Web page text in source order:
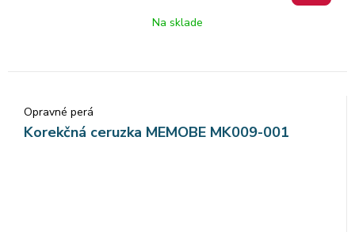
Na sklade
Opravné perá
Korekčná ceruzka MEMOBE MK009-001